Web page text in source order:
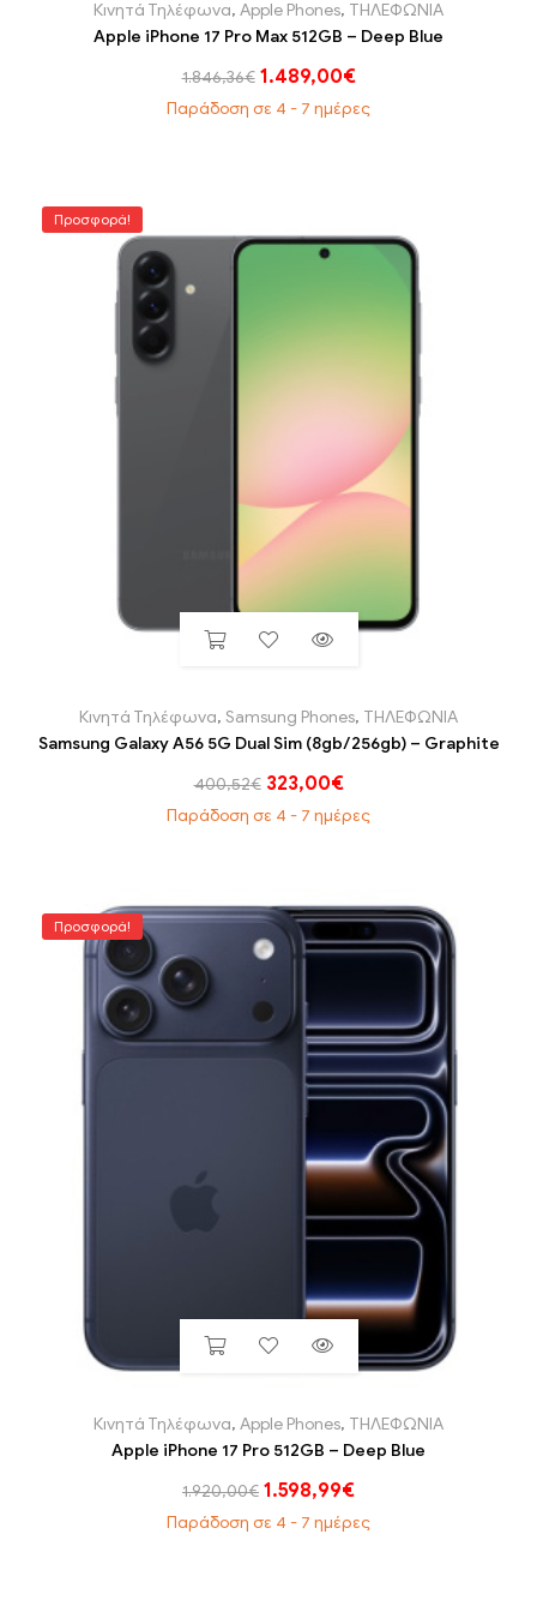
Κινητά Τηλέφωνα, Apple Phones, ΤΗΛΕΦΩΝΙΑ
Apple iPhone 17 Pro Max 512GB – Deep Blue
1.846,36€ 1.489,00€
Παράδοση σε 4 - 7 ημέρες
Προσφορά!
Κινητά Τηλέφωνα, Samsung Phones, ΤΗΛΕΦΩΝΙΑ
Samsung Galaxy A56 5G Dual Sim (8gb/256gb) – Graphite
400,52€ 323,00€
Παράδοση σε 4 - 7 ημέρες
Προσφορά!
Κινητά Τηλέφωνα, Apple Phones, ΤΗΛΕΦΩΝΙΑ
Apple iPhone 17 Pro 512GB – Deep Blue
1.920,00€ 1.598,99€
Παράδοση σε 4 - 7 ημέρες